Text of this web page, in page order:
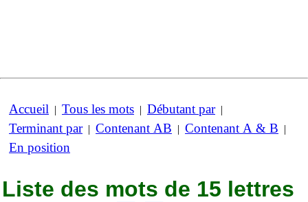
Accueil | Tous les mots | Débutant par|
Terminant par| Contenant AB | Contenant A & B |
En position
Liste des mots de 15 lettres